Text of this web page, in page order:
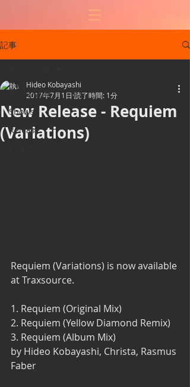
記事
全ての記事
Shows
Release
New Release - Requiem
(Variations)
Hideo Kobayashi
2017年7月1日 読了時間: 1分
Requiem (Variations) is now available
at Traxsource.
1. Requiem (Original Mix)
2. Requiem (Yellow Diamond Remix)
3. Requiem (Album Mix)
by Hideo Kobayashi, Christa, Rasmus
Faber